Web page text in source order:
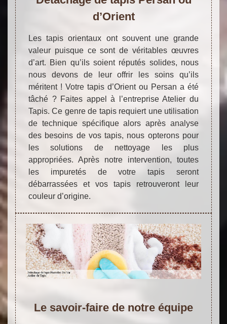
d’Orient
Les tapis orientaux ont souvent une grande
valeur puisque ce sont de véritables œuvres
d’art. Bien qu’ils soient réputés solides, nous
nous devons de leur offrir les soins qu’ils
méritent ! Votre tapis d’Orient ou Persan a été
tâché ? Faites appel à l’entreprise Atelier du
Tapis. Ce genre de tapis requiert une utilisation
de technique spécifique alors après analyse
des besoins de vos tapis, nous opterons pour
les solutions de nettoyage les plus
appropriées. Après notre intervention, toutes
les impuretés de votre tapis seront
débarrassées et vos tapis retrouveront leur
couleur d’origine.
Le savoir-faire de notre équipe